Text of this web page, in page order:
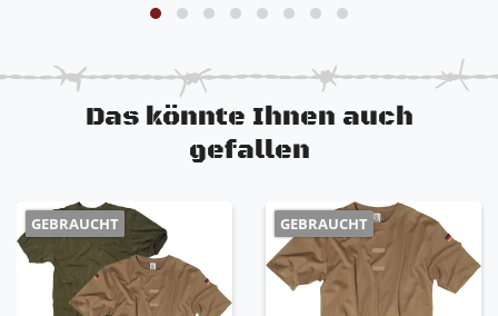
Das könnte Ihnen auch
gefallen
GEBRAUCHT GEBRAUCHT